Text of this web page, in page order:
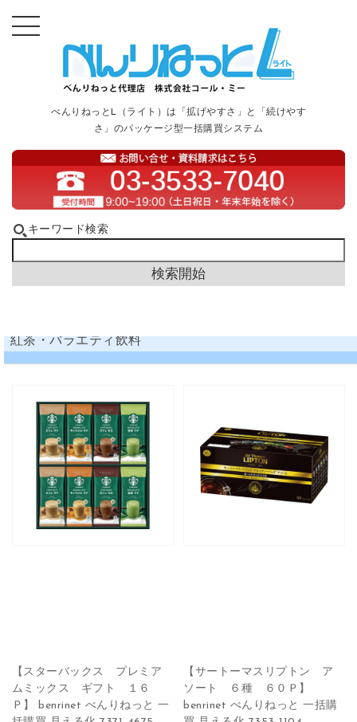
べんりねっとL（ライト）は「拡げやすさ」と「続けやす
さ」のパッケージ型一括購買システム
キーワード検索
紅茶・バラエティ飲料
【スターバックス プレミア
ムミックス ギフト １６
Ｐ】 benrinet べんりねっと 一
【サートーマスリプトン ア
ソート ６種 ６０Ｐ】
benrinet べんりねっと 一括購